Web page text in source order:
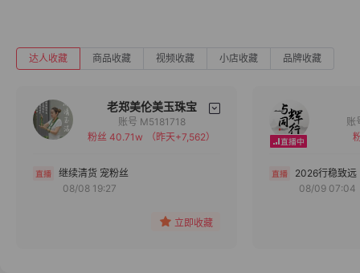
达人收藏 商品收藏 视频收藏 小店收藏 品牌收藏
老郑美伦美玉珠宝
备注
账号 M5181718
粉丝 40.71w
（昨天+7,562）
继续清货 宠粉丝
08/08 19:27
立即收藏
2026行稳致远
08/09 07:04